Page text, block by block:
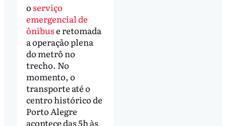
o serviço
emergencial de
ônibuse retomada
a operação plena
do metrô no
trecho. No
momento, o
transporte até o
centro histórico de
Porto Alegre
acontece das 5h às